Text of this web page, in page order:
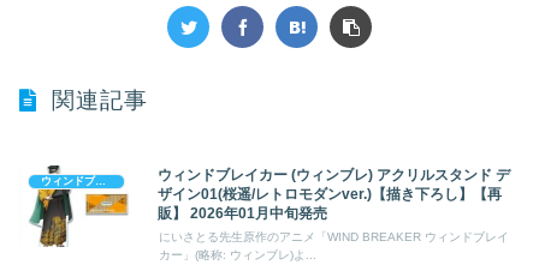
関連記事
ウィンドブレイカー (ウィンブレ)
ウィンドブレイカー (ウィンブレ) アクリルスタンド デ
ザイン01(桜遥/レトロモダンver.)【描き下ろし】【再
販】 2026年01月中旬発売
にいさとる先生原作のアニメ「WIND BREAKER ウィンドブレイ
カー」(略称: ウィンブレ)よ...